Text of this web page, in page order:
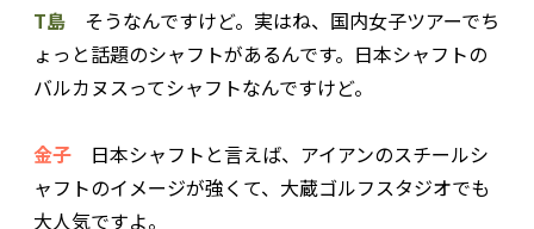
T島 そうなんですけど。実はね、国内女子ツアーでち
ょっと話題のシャフトがあるんです。日本シャフトの
バルカヌスってシャフトなんですけど。
金子 日本シャフトと言えば、アイアンのスチールシ
ャフトのイメージが強くて、大蔵ゴルフスタジオでも
大人気ですよ。